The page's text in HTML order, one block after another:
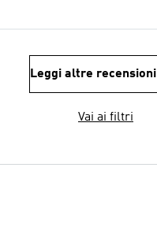
Leggi altre recensioni
Vai ai filtri